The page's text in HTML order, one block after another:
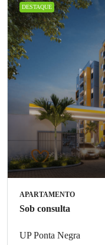
DESTAQUE
APARTAMENTO
Sob consulta
UP Ponta Negra